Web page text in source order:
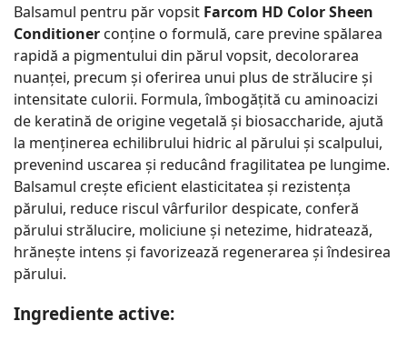
Balsamul pentru păr vopsit Farcom HD Color Sheen
Conditioner conține o formulă, care previne spălarea
rapidă a pigmentului din părul vopsit, decolorarea
nuanței, precum și oferirea unui plus de strălucire și
intensitate culorii. Formula, îmbogățită cu aminoacizi
de keratină de origine vegetală și biosaccharide, ajută
la menținerea echilibrului hidric al părului și scalpului,
prevenind uscarea și reducând fragilitatea pe lungime.
Balsamul crește eficient elasticitatea și rezistența
părului, reduce riscul vârfurilor despicate, conferă
părului strălucire, moliciune și netezime, hidratează,
hrănește intens și favorizează regenerarea și îndesirea
părului.
Ingrediente active: